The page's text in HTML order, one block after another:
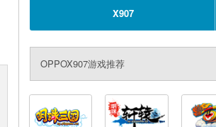
X907
OPPOX907游戏推荐